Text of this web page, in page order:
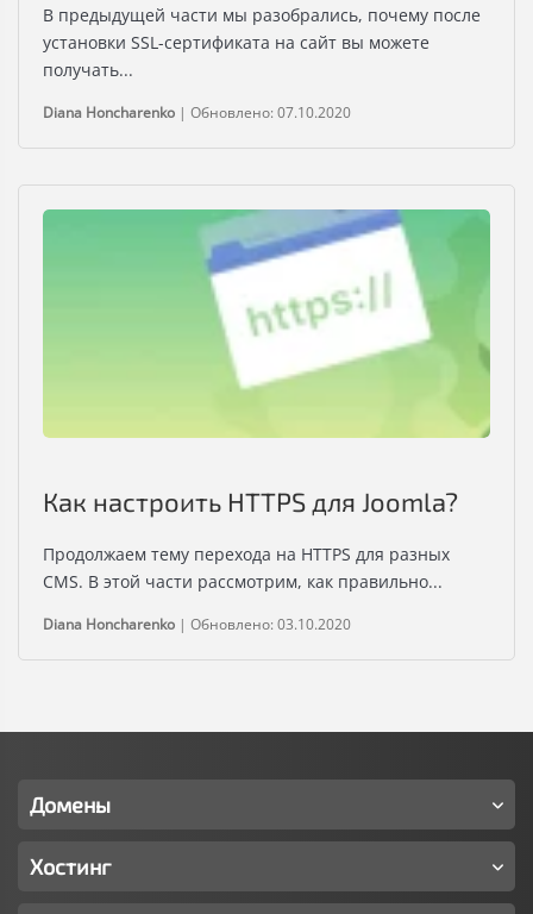
В предыдущей части мы разобрались, почему после
установки SSL-сертификата на сайт вы можете
получать...
Diana Honcharenko | Обновлено: 07.10.2020
Как настроить HTTPS для Joomla?
Продолжаем тему перехода на HTTPS для разных
CMS. В этой части рассмотрим, как правильно...
Diana Honcharenko | Обновлено: 03.10.2020
Домены
Хостинг